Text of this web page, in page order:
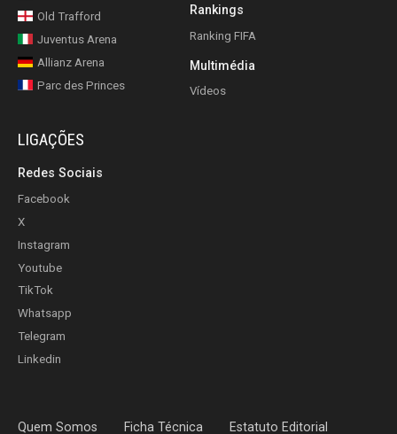
Old Trafford
Juventus Arena
Allianz Arena
Parc des Princes
Rankings
Ranking FIFA
Multimédia
Vídeos
LIGAÇÕES
Redes Sociais
Facebook
X
Instagram
Youtube
TikTok
Whatsapp
Telegram
Linkedin
Quem Somos Ficha Técnica Estatuto Editorial